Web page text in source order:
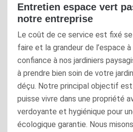
Entretien espace vert
notre entreprise
Le coût de ce service est fixé
faire et la grandeur de l’espace
confiance à nos jardiniers
à prendre bien soin de votre
déçu. Notre principal objectif
puisse vivre dans une propriété
verdoyante et hygiénique pour
écologique garantie. Nous